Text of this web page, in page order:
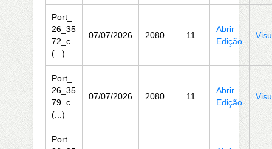
Port_
26_35
72_c
(...)
07/07/2026 2080 11
Abrir
Edição
Port_
26_35
79_c
(...)
07/07/2026 2080 11
Abrir
Edição
Port_